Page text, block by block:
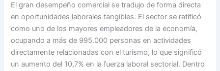
El gran desempeño comercial se tradujo de forma directa
en oportunidades laborales tangibles. El sector se ratificó
como uno de los mayores empleadores de la economía,
ocupando a más de 995.000 personas en actividades
directamente relacionadas con el turismo, lo que significó
un aumento del 10,7% en la fuerza laboral sectorial. Dentro